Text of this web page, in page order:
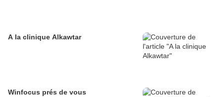
A la clinique Alkawtar
Winfocus prés de vous